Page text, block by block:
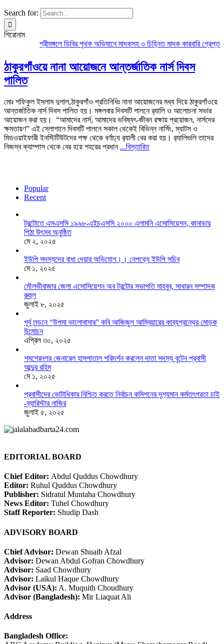
Search for:
শিরোনাম
শ্রীমঙ্গলে ডিবির পৃথক অভিযানে মাদকসহ ৩ চিহ্নিত মাদক কারবারি গ্রেপ্তার
ঠাকুরগাঁওয়ে নানা আয়োজনে আন্তর্জাতিক নার্স দিবস
পালিত
মোঃ শফিকুল ইসলাম দুলাল,ঠাকুরগাঁও প্রতিনিধিঃ নানা আয়োজনের মধ্য দিয়ে ঠাকুরগাঁওয়ে
আন্তর্জাতিক নার্স দিবস পালিত হয়। মঙ্গলবার দিবসটি পালনে র‌্যালি ও আলোচনা সভার
আয়োজন করা হয়। “আমাদের নার্স, আমাদের ভবিষ্যৎ-জীবন রক্ষায় প্রয়োজন, নার্সদের
ক্ষমতায়ণ” এই স্লোগানে দিবসটি পালনে সকাল থেকেই বিভিন্ন নার্সিং, ম্যাটস ও
মিডওয়াইফারী ইনস্টিটিউটদের পক্ষ থেকে বর্ণাঢ্য র‌্যালী বের করা হয়। র‌্যালিগুলি তাদের
নিজস্ব ক্যাম্পাস থেকে বের হয়ে শহরের প্রধান ...বিস্তারিত
Popular
Recent
টরন্টোতে এসএসসি ১৯৯৮-এইচএসসি ২০০০ এলামনি এসোসিয়েশন, কানাডার
পিঠা উৎসব অনুষ্ঠিত
মে ২, ২০২৫
ইউপি সদস্যদের বাধা দেয়ার অভিযোগ।। নেপথ্যে ইউপি সচিব
মে ১, ২০২৫
মৌলভীবাজার জেলা এসোসিয়েশন অব টরন্টোর সভাপতি মাহবুব, সাধারন সম্পাদক
রুহুল
জুলাই ৮, ২০২৫
পূর্ব লন্ডনে “উপমা ভালোবাসার” কবি আজিজুল আম্বিয়ারের কাব্যগ্রন্থের মোড়ক
উন্মোচন
এপ্রিল ৩০, ২০২৫
শমশেরনগর জেনারেল হাসপাতাল পরিদর্শন করলেন দাতা সদস্য বৃটেন প্রবাসী
আব্দুর রহিম
মে ১, ২০২৫
প্রবাসীদের ভোটাধিকার নিশ্চিত করতে নির্বাচন কমিশনের দৃশ‍্যমান কর্মতৎপরতা চাই
-ব্যারিস্টার নাজির
জুলাই ৫, ২০২৫
EDITORIAL BOARD
Chief Editor: Abdul Quddus Chowdhury
Editor: Ruhul Quddus Chowdhury
Publisher: Sidratul Muntaha Chowdhury
News Editor: Tuhel Chowdhury
Staff Reporter: Shudip Dash
ADVISORY BOARD
Chief Advisor: Dewan Shuaib Afzal
Advisor: Dewan Abdul Gofran Chowdhury
Advisor: Saad Chowdhury
Advisor: Laikul Haque Chowdhury
Advisor (USA): A. Muquith Choudhury
Advisor (Bangladesh): Mir Liaquat Ali
Address
Bangladesh Office: